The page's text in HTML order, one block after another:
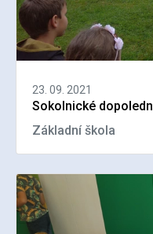
23. 09. 2021
Sokolnické
Základní škola